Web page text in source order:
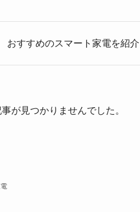
おすすめのスマート家電を紹介
が見つかりませんでした。